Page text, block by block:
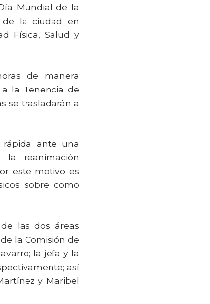
Mundial de la
de la ciudad en
Física, Salud y
de manera
la Tenencia de
se trasladarán a
rápida ante una
reanimación
este motivo es
sobre como
las dos áreas
la Comisión de
la jefa y la
así
y Maribel